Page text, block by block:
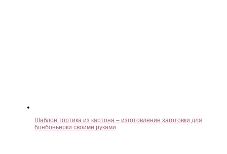
Шаблон тортика из картона – изготовление заготовки для
бонбоньерки своими руками